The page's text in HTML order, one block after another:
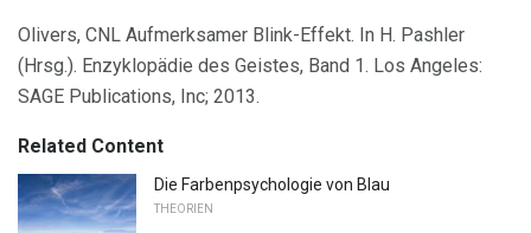
Olivers, CNL Aufmerksamer Blink-Effekt. In H. Pashler
(Hrsg.). Enzyklopädie des Geistes, Band 1. Los Angeles:
SAGE Publications, Inc; 2013.
Related Content
Die Farbenpsychologie von Blau
THEORIEN